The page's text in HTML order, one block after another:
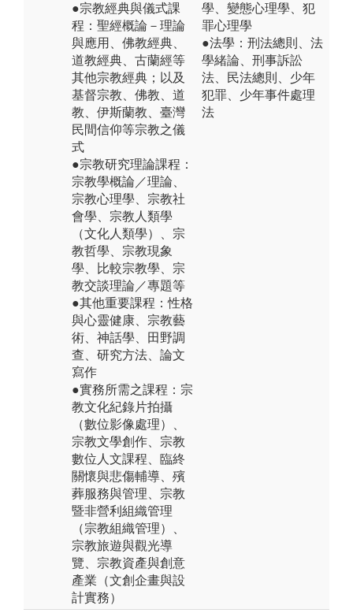
●宗教經典與儀式課
程：聖經概論－理論
與應用、佛教經典、
道教經典、古蘭經等
其他宗教經典；以及
基督宗教、佛教、道
教、伊斯蘭教、臺灣
民間信仰等宗教之儀
式
●宗教研究理論課程：
宗教學概論／理論、
宗教心理學、宗教社
會學、宗教人類學
（文化人類學）、宗
教哲學、宗教現象
學、比較宗教學、宗
教交談理論／專題等
●其他重要課程：性格
與心靈健康、宗教藝
術、神話學、田野調
查、研究方法、論文
寫作
●實務所需之課程：宗
教文化紀錄片拍攝
（數位影像處理）、
宗教文學創作、宗教
數位人文課程、臨終
關懷與悲傷輔導、殯
葬服務與管理、宗教
暨非營利組織管理
（宗教組織管理）、
宗教旅遊與觀光導
覽、宗教資產與創意
產業（文創企畫與設
計實務）
學、變態心理學、犯
罪心理學
●法學：刑法總則、法
學緒論、刑事訴訟
法、民法總則、少年
犯罪、少年事件處理
法